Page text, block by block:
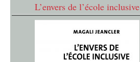
L’envers de l’école inclusive